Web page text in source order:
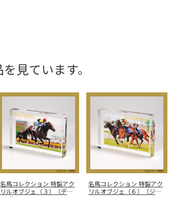
見ています。
名馬コレクション 特製アク
リルオブジェ（３）（ディ
名馬コレクション 特製アク
リルオブジェ（６）（ジェ